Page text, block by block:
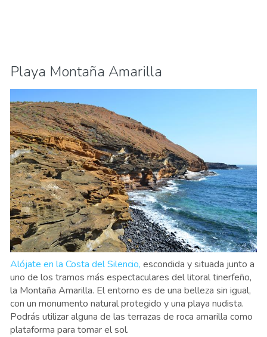
Playa Montaña Amarilla
Alójate en la Costa del Silencio, escondida y situada junto a
uno de los tramos más espectaculares del litoral tinerfeño,
la Montaña Amarilla. El entorno es de una belleza sin igual,
con un monumento natural protegido y una playa nudista.
Podrás utilizar alguna de las terrazas de roca amarilla como
plataforma para tomar el sol.